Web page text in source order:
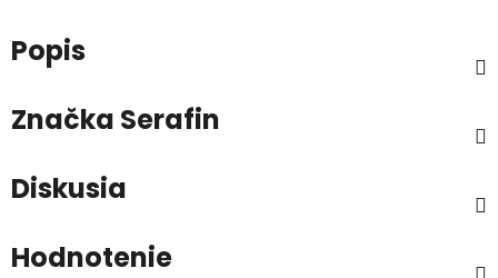
Popis
Značka Serafin
Diskusia
Hodnotenie